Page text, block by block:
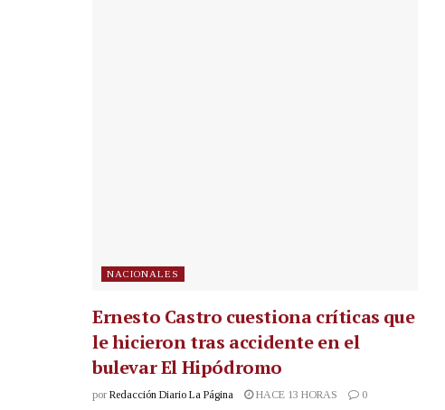
NACIONALES
Ernesto Castro cuestiona críticas que
le hicieron tras accidente en el
bulevar El Hipódromo
por Redacción Diario La Página HACE 13 HORAS 0